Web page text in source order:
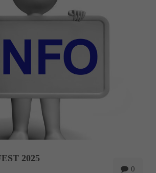
sit amet, consectetuer adipiscing elit.
ligula eget dolor. Aenean massa. Cum sociis
quam felis, ultricies nec.
0
2025